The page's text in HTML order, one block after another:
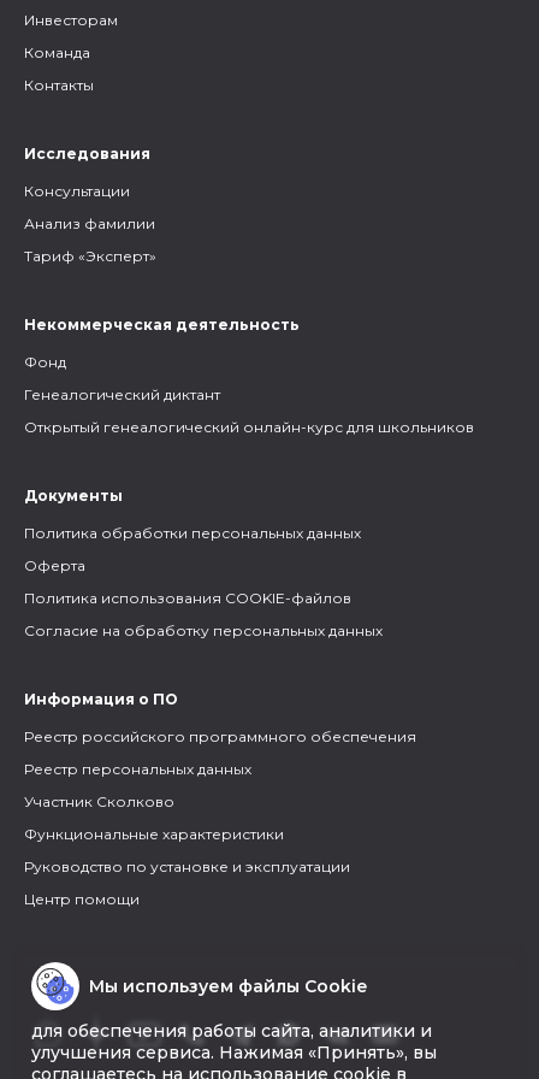
Инвесторам
Команда
Контакты
Исследования
Консультации
Анализ фамилии
Тариф «Эксперт»
Некоммерческая деятельность
Фонд
Генеалогический диктант
Открытый генеалогический онлайн-курс для школьников
Документы
Политика обработки персональных данных
Оферта
Политика использования COOKIE-файлов
Согласие на обработку персональных данных
Информация о ПО
Реестр российского программного обеспечения
Реестр персональных данных
Участник Сколково
Функциональные характеристики
Руководство по установке и эксплуатации
Центр помощи
Мы используем файлы Cookie
для обеспечения работы сайта, аналитики и
улучшения сервиса. Нажимая «Принять», вы
соглашаетесь на использование cookie в